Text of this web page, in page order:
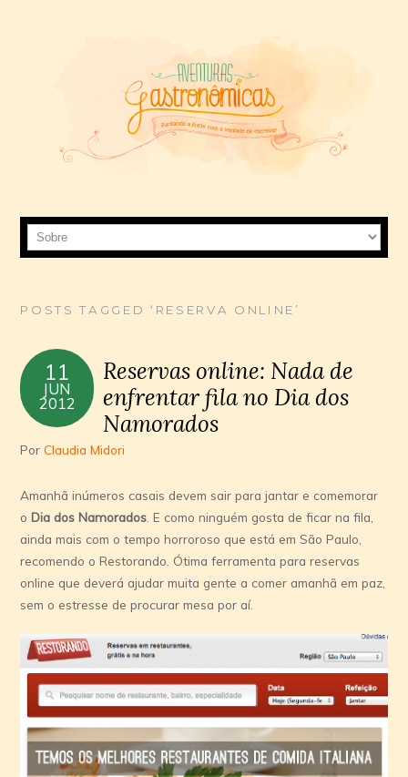
POSTS TAGGED ‘RESERVA ONLINE’
11
JUN
2012
Reservas online: Nada de
enfrentar fila no Dia dos
Namorados
PorClaudia Midori
Amanhã inúmeros casais devem sair para jantar e comemorar
oDia dos Namorados . E como ninguém gosta de ficar na fila,
ainda mais com o tempo horroroso que está em São Paulo,
recomendo o Restorando. Ótima ferramenta para reservas
online que deverá ajudar muita gente a comer amanhã em paz,
sem o estresse de procurar mesa por aí.